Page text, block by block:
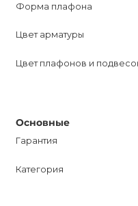
продукт, который
Форма плафона
Цвет арматуры
Цвет плафонов и
Основные
Гарантия
Категория